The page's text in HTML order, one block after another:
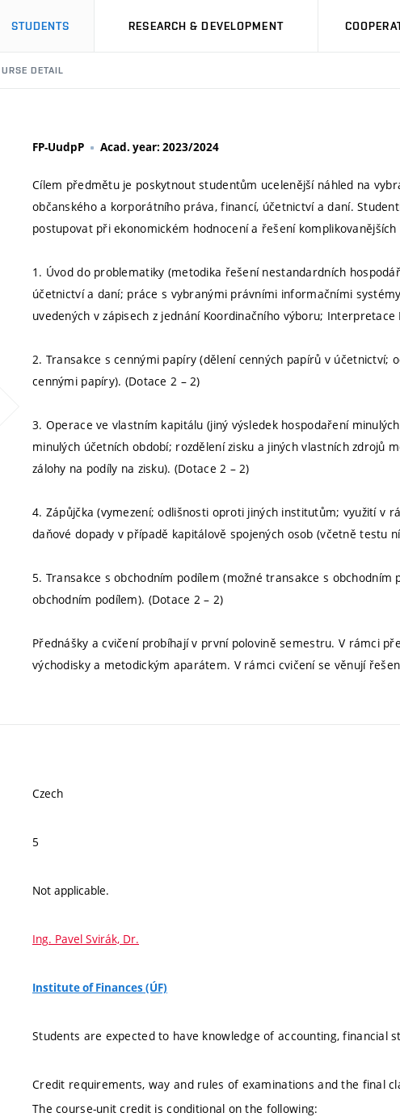
STUDENTS RESEARCH & DEVELOPMENT
DETAIL
FP-UudpP Acad. year: 2023/2024
Cílem předmětu je poskytnout studentům ucelenější náhled na
občanského a korporátního práva, financí, účetnictví a daní.
postupovat při ekonomickém hodnocení a řešení
1. Úvod do problematiky (metodika řešení nestandardních
účetnictví a daní; práce s vybranými právními informačními
uvedených v zápisech z jednání Koordinačního výboru;
2. Transakce s cennými papíry (dělení cenných papírů v účetnictví;
cennými papíry). (Dotace 2 – 2)
3. Operace ve vlastním kapitálu (jiný výsledek hospodaření
minulých účetních období; rozdělení zisku a jiných vlastních zdrojů
zálohy na podíly na zisku). (Dotace 2 – 2)
4. Zápůjčka (vymezení; odlišnosti oproti jiných institutům; využití v
daňové dopady v případě kapitálově spojených osob (včetně testu
5. Transakce s obchodním podílem (možné transakce s
obchodním podílem). (Dotace 2 – 2)
Přednášky a cvičení probíhají v první polovině semestru. V rámci
východisky a metodickým aparátem. V rámci cvičení se věnují
Czech
5
Not applicable.
Ing. Pavel Svirák, Dr.
Institute of Finances (ÚF)
Students are expected to have knowledge of accounting,
Credit requirements, way and rules of examinations and the final
The course-unit credit is conditional on the following: